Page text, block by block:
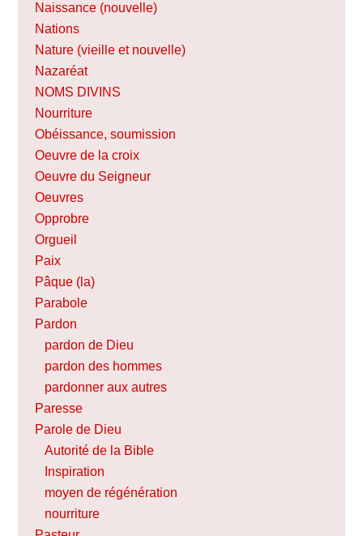
Naissance (nouvelle)
Nations
Nature (vieille et nouvelle)
Nazaréat
NOMS DIVINS
Nourriture
Obéissance, soumission
Oeuvre de la croix
Oeuvre du Seigneur
Oeuvres
Opprobre
Orgueil
Paix
Pâque (la)
Parabole
Pardon
pardon de Dieu
pardon des hommes
pardonner aux autres
Paresse
Parole de Dieu
Autorité de la Bible
Inspiration
moyen de régénération
nourriture